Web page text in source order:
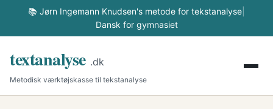
📚 Jørn Ingemann Knudsen's metode for tekstanalyse
Dansk for gymnasiet
textanalyse .dk
Metodisk værktøjskasse til tekstanalyse